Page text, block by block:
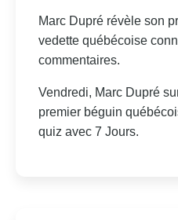
Marc Dupré révèle son
vedette québécoise
commentaires.
Vendredi, Marc Dupré
premier béguin
quiz avec 7 Jours.